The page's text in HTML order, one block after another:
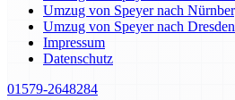
Umzug von Speyer nach
Umzug von Speyer nach Dresden
Impressum
Datenschutz
01579-2648284